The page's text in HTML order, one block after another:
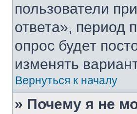
пользователи
ответа», период
опрос будет
изменять
Вернуться к началу
» Почему я не